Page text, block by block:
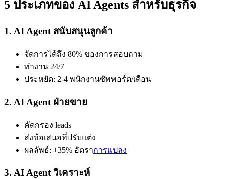
5 ประเภทของ AI Agents สำหรับธุรกิจ
1. AI Agent สนับสนุนลูกค้า
จัดการได้ถึง 80% ของการสอบถาม
ทำงาน 24/7
ประหยัด: 2-4 พนักงานซัพพอร์ต/เดือน
2. AI Agent ฝ่ายขาย
คัดกรอง leads
ส่งข้อเสนอที่ปรับแต่ง
ผลลัพธ์: +35% อัตราการแปลง
3. AI Agent วิเคราะห์